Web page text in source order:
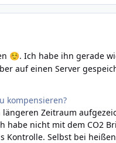
☺️. Ich habe ihn gerade
auf einen Server
kompensieren?
Zeitraum
nicht mit dem CO2
Selbst bei